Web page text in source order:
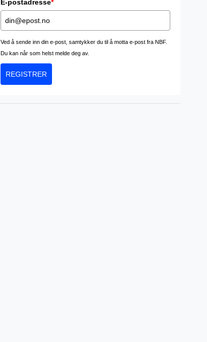
E-postadresse*
Ved å sende inn din e-post, samtykker du til å motta e-post fra NBF.
Du kan når som helst melde deg av.
REGISTRER